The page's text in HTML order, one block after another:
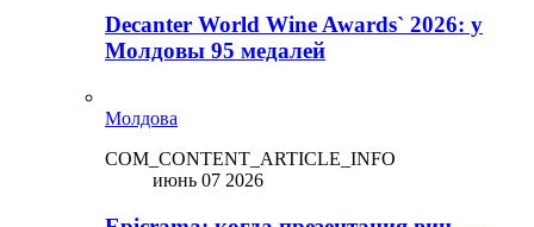
Decanter World Wine Awards` 2026: у
Молдовы 95 медалей
Молдова
COM_CONTENT_ARTICLE_INFO
июнь 07 2026